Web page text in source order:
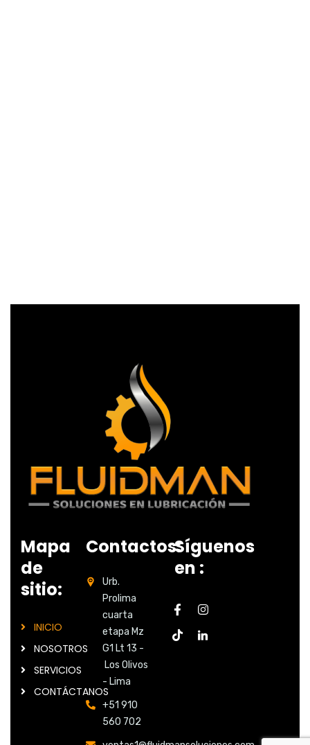
Mapa
de
sitio:
INICIO
NOSOTROS
SERVICIOS
CONTÁCTANOS
Contactos:
Urb.
Prolima
cuarta
etapa Mz
G1 Lt 13 -
Los Olivos
- Lima
+51 910
560 702
Síguenos
en :